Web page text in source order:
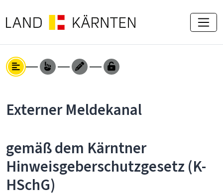
Externer Meldekanal
gemäß dem Kärntner
Hinweisgeberschutzgesetz (K-
HSchG)